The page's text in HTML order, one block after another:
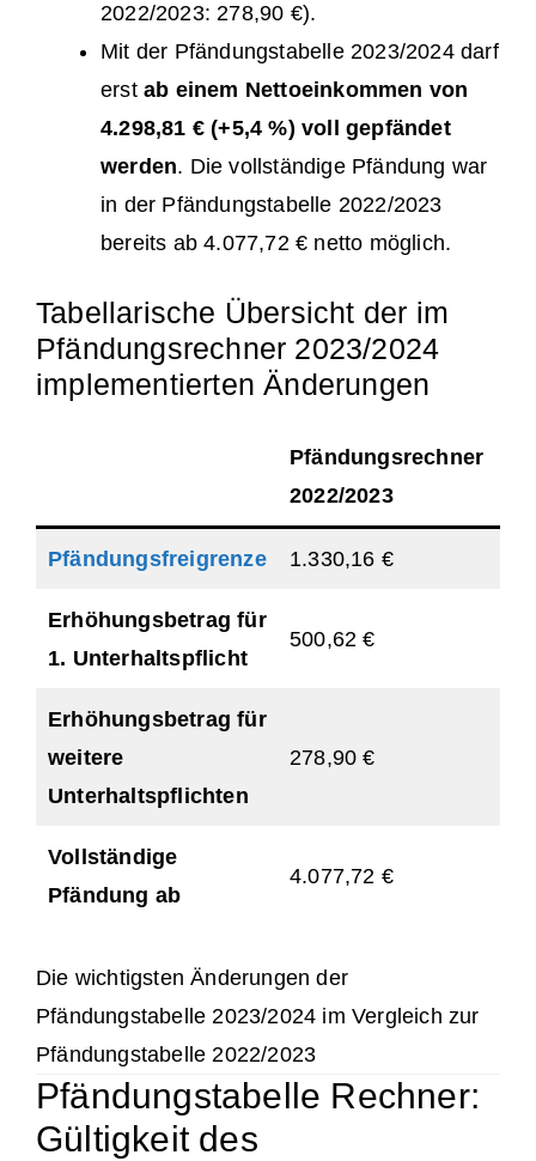
2022/2023: 278,90 €).
Mit der Pfändungstabelle 2023/2024 darf
erst ab einem Nettoeinkommen von
4.298,81 € (+5,4 %) voll gepfändet
werden. Die vollständige Pfändung war
in der Pfändungstabelle 2022/2023
bereits ab 4.077,72 € netto möglich.
Tabellarische Übersicht der im
Pfändungsrechner 2023/2024
implementierten Änderungen
Pfändungsrechner
2022/2023
Pfändungsfreigrenze 1.330,16 €
Erhöhungsbetrag für
1. Unterhaltspflicht
500,62 €
Erhöhungsbetrag für
weitere
Unterhaltspflichten
278,90 €
Vollständige
Pfändung ab
4.077,72 €
Die wichtigsten Änderungen der
Pfändungstabelle 2023/2024 im Vergleich zur
Pfändungstabelle 2022/2023
Pfändungstabelle Rechner:
Gültigkeit des